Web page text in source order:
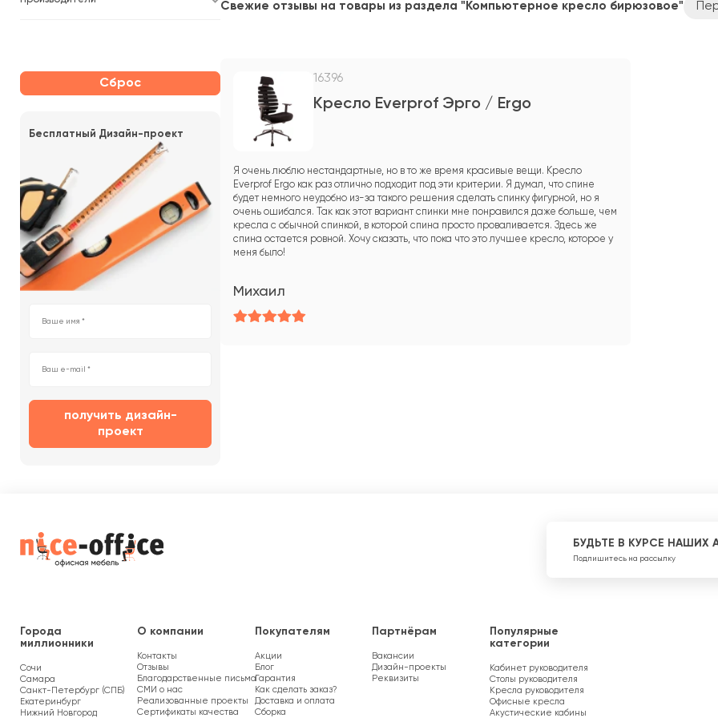
Сброс
Бесплатный Дизайн-проект
получить дизайн-
проект
Свежие отзывы на товары из раздела "Компьютерное кресло бирюзовое"
16396
Кресло Everprof Эрго / Ergo
Я очень люблю нестандартные, но в то же время красивые вещи. Кресло
Everprof Ergo как раз отлично подходит под эти критерии. Я думал, что спине
будет немного неудобно из-за такого решения сделать спинку фигурной, но я
очень ошибался. Так как этот вариант спинки мне понравился даже больше, чем
кресла с обычной спинкой, в которой спина просто проваливается. Здесь же
спина остается ровной. Хочу сказать, что пока что это лучшее кресло, которое у
меня было!
Михаил
БУДЬТЕ В КУРСЕ НАШИХ
Подпишитесь на рассылку
Города
миллионники
Сочи
Самара
Санкт-Петербург (СПБ)
Екатеринбург
Нижний Новгород
О компании
Контакты
Отзывы
Благодарственные письма
СМИ о нас
Реализованные проекты
Сертификаты качества
Покупателям
Акции
Блог
Гарантия
Как сделать заказ?
Доставка и оплата
Сборка
Партнёрам
Вакансии
Дизайн-проекты
Реквизиты
Популярные
категории
Кабинет руководителя
Столы руководителя
Кресла руководителя
Офисные кресла
Акустические кабины